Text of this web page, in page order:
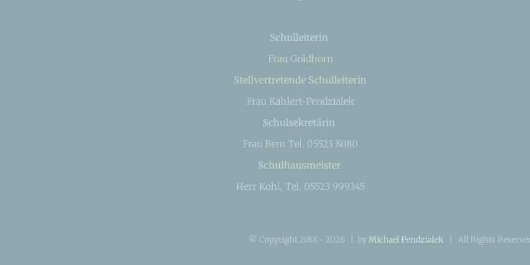
Schulleiterin
Frau Goldhorn
Stellvertretende Schulleiterin
Frau Kahlert-Pendzialek
Schulsekretärin
Frau Bem Tel. 05523 8080
Schulhausmeister
Herr Kohl, Tel. 05523 999345
© Copyright 2018 - 2026 | byMichael Pendzialek| All Rights